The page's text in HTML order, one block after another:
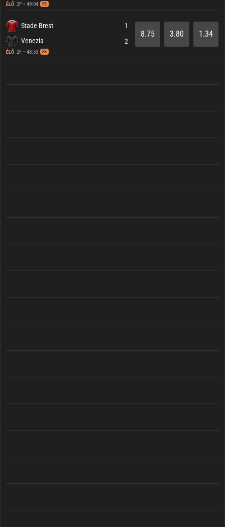
ÉLŐ 2F • 49:04 FS
Stade Brest
Venezia
ÉLŐ 2F • 48:53 FS
1
2
8.75 3.80 1.34